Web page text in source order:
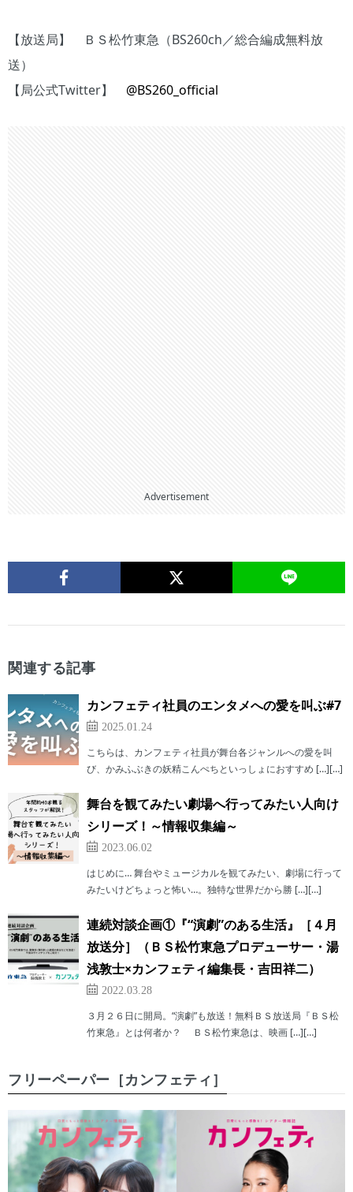
【放送局】 ＢＳ松竹東急（BS260ch／総合編成無料放
送）
【局公式Twitter】 @BS260_official
Advertisement
関連する記事
カンフェティ社員のエンタメへの愛を叫ぶ#7
2025.01.24
こちらは、カンフェティ社員が舞台各ジャンルへの愛を叫
び、かみふぶきの妖精こんぺちといっしょにおすすめ […][…]
舞台を観てみたい劇場へ行ってみたい人向け
シリーズ！～情報収集編～
2023.06.02
はじめに… 舞台やミュージカルを観てみたい、劇場に行って
みたいけどちょっと怖い…。独特な世界だから勝 […][…]
連続対談企画①『“演劇”のある生活』［４月
放送分］（ＢＳ松竹東急プロデューサー・湯
浅敦士×カンフェティ編集長・吉田祥二）
2022.03.28
３月２６日に開局。“演劇”も放送！無料ＢＳ放送局『ＢＳ松
竹東急』とは何者か？ ＢＳ松竹東急は、映画 […][…]
フリーペーパー［カンフェティ］